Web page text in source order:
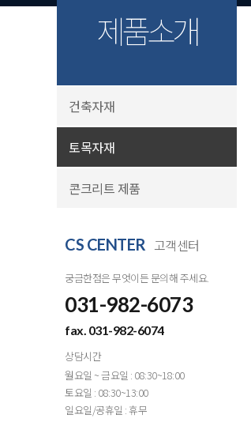
제품소개
건축자재
토목자재
콘크리트 제품
CS CENTER 고객센터
궁금한점은 무엇이든 문의해 주세요.
031-982-6073
fax. 031-982-6074
상담시간
월요일 ~ 금요일 : 08:30~18:00
토요일 : 08:30~13:00
일요일/공휴일 : 휴무